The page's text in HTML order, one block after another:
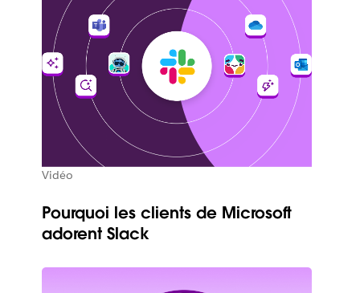
Vidéo
Pourquoi les clients de Microsoft
adorent Slack